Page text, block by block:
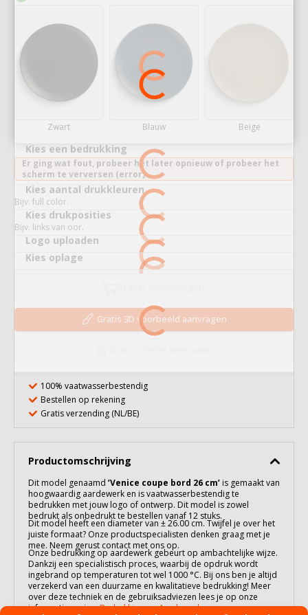
Zwart Blauw Beige
Kies een bedrukking
Er ging wat fout, probeer het later opnieuw of probeer het
scherm te verversen (error).
Kies aantal drukkleuren
Bijv. full color.
Kies drukposities
Bijv. links van oor.
Logo uploaden
Kies oplage
Gratis 3D voorbeeld aanvragen
100% vaatwasserbestendig
Bestellen op rekening
Gratis verzending (NL/BE)
Productomschrijving
Dit model genaamd ’Venice coupe bord 26 cm’ is gemaakt van
hoogwaardig aardewerk en is vaatwasserbestendig te
bedrukken met jouw logo of ontwerp. Dit model is zowel
bedrukt als onbedrukt te bestellen vanaf 12 stuks.
Dit model heeft een diameter van ± 26.00 cm. Twijfel je over het
juiste formaat? Onze productspecialisten denken graag met je
mee. Neem gerust contact met ons op.
Onze bedrukking op aardewerk gebeurt op ambachtelijke wijze.
Dankzij een specialistisch proces, waarbij de opdruk wordt
ingebrand op temperaturen tot wel 1000 °C. Bij ons ben je altijd
verzekerd van een duurzame en kwalitatieve bedrukking! Meer
over deze techniek en de gebruiksadviezen lees je op onze
informatiepagina:Bedrukking op Aardewerk.